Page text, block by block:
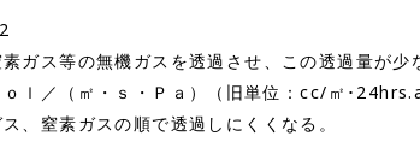
ガス等の無機ガスを透過させ、この透過量が少
ｌ／（㎡・ｓ・Ｐａ）（旧単位：cc/㎡･
、窒素ガスの順で透過しにくくなる。